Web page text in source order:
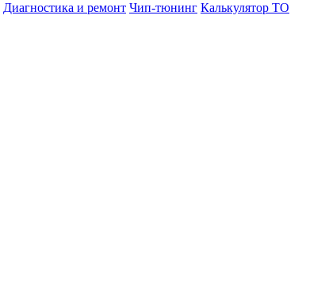
Диагностика и ремонт Чип-тюнинг Калькулятор ТО